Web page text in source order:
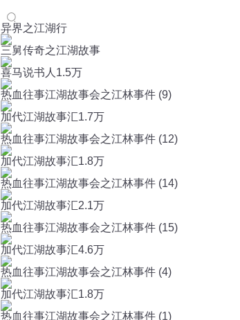
异界之江湖行
三舅传奇之江湖故事
喜马说书人 1.5万
热血往事江湖故事会之江林事件 (9)
加代江湖故事汇1.7万
热血往事江湖故事会之江林事件 (12)
加代江湖故事汇1.8万
热血往事江湖故事会之江林事件 (14)
加代江湖故事汇2.1万
热血往事江湖故事会之江林事件 (15)
加代江湖故事汇4.6万
热血往事江湖故事会之江林事件 (4)
加代江湖故事汇1.8万
热血往事江湖故事会之江林事件 (1)